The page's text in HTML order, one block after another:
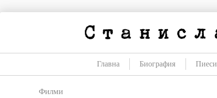
Главна Биография Пиеси
Филми